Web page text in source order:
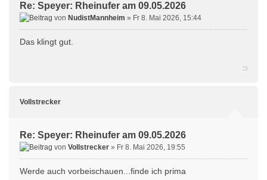
Re: Speyer: Rheinufer am 09.05.2026
von NudistMannheim » Fr 8. Mai 2026, 15:44
Das klingt gut.
Vollstrecker
Re: Speyer: Rheinufer am 09.05.2026
von Vollstrecker » Fr 8. Mai 2026, 19:55
Werde auch vorbeischauen...finde ich prima